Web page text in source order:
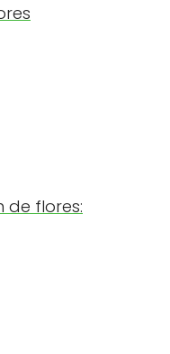
de flores: